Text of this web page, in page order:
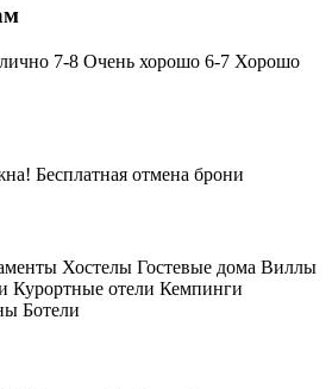
7-8 Очень хорошо 6-7 Хорошо
Бесплатная отмена брони
Хостелы Гостевые дома Виллы
Курортные отели Кемпинги
Ботели